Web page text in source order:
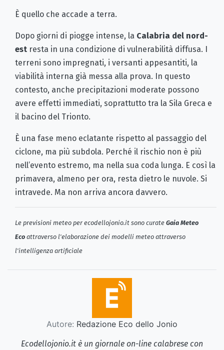
È quello che accade a terra.
Dopo giorni di piogge intense, la Calabria del nord-
est resta in una condizione di vulnerabilità diffusa. I
terreni sono impregnati, i versanti appesantiti, la
viabilità interna già messa alla prova. In questo
contesto, anche precipitazioni moderate possono
avere effetti immediati, soprattutto tra la Sila Greca e
il bacino del Trionto.
È una fase meno eclatante rispetto al passaggio del
ciclone, ma più subdola. Perché il rischio non è più
nell’evento estremo, ma nella sua coda lunga. E così la
primavera, almeno per ora, resta dietro le nuvole. Si
intravede. Ma non arriva ancora davvero.
Le previsioni meteo per ecodellojonio.it sono curate Gaia Meteo
Eco attraverso l'elaborazione dei modelli meteo attraverso
l'intelligenza artificiale
Autore: Redazione Eco dello Jonio
Ecodellojonio.it è un giornale on-line calabrese con